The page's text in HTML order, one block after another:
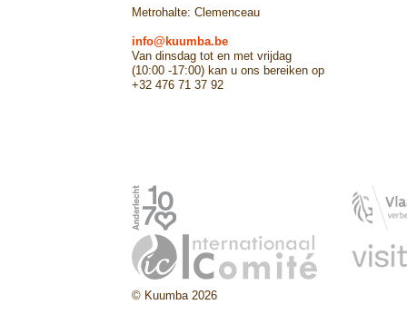
Metrohalte: Clemenceau
info@kuumba.be
Van dinsdag tot en met vrijdag
(10:00 -17:00) kan u ons bereiken op
+32 476 71 37 92
© Kuumba 2026